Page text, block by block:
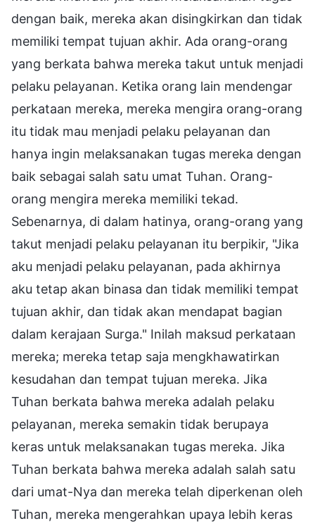
dengan baik, mereka akan disingkirkan dan tidak
memiliki tempat tujuan akhir. Ada orang-orang
yang berkata bahwa mereka takut untuk menjadi
pelaku pelayanan. Ketika orang lain mendengar
perkataan mereka, mereka mengira orang-orang
itu tidak mau menjadi pelaku pelayanan dan
hanya ingin melaksanakan tugas mereka dengan
baik sebagai salah satu umat Tuhan. Orang-
orang mengira mereka memiliki tekad.
Sebenarnya, di dalam hatinya, orang-orang yang
takut menjadi pelaku pelayanan itu berpikir, "Jika
aku menjadi pelaku pelayanan, pada akhirnya
aku tetap akan binasa dan tidak memiliki tempat
tujuan akhir, dan tidak akan mendapat bagian
dalam kerajaan Surga." Inilah maksud perkataan
mereka; mereka tetap saja mengkhawatirkan
kesudahan dan tempat tujuan mereka. Jika
Tuhan berkata bahwa mereka adalah pelaku
pelayanan, mereka semakin tidak berupaya
keras untuk melaksanakan tugas mereka. Jika
Tuhan berkata bahwa mereka adalah salah satu
dari umat-Nya dan mereka telah diperkenan oleh
Tuhan, mereka mengerahkan upaya lebih keras